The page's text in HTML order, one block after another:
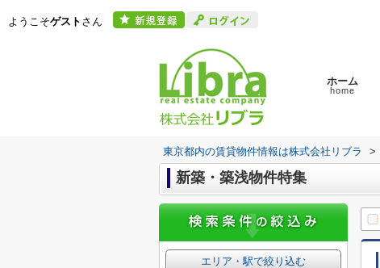
ようこそゲスト さん
ホーム
home
東京都内の賃貸物件情報は株式会社リブラ >
新築・築浅物件特集
エリア・駅で絞り込む